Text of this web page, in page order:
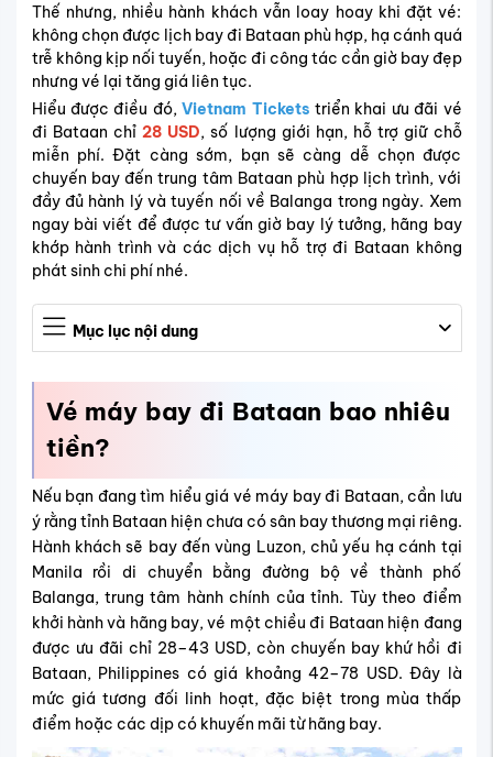
Thế nhưng, nhiều hành khách vẫn loay hoay khi đặt vé:
không chọn được lịch bay đi Bataan phù hợp, hạ cánh quá
trễ không kịp nối tuyến, hoặc đi công tác cần giờ bay đẹp
nhưng vé lại tăng giá liên tục.
Hiểu được điều đó,Vietnam Tickets triển khai ưu đãi vé
đi Bataan chỉ 28 USD, số lượng giới hạn, hỗ trợ giữ chỗ
miễn phí. Đặt càng sớm, bạn sẽ càng dễ chọn được
chuyến bay đến trung tâm Bataan phù hợp lịch trình, với
đầy đủ hành lý và tuyến nối về Balanga trong ngày. Xem
ngay bài viết để được tư vấn giờ bay lý tưởng, hãng bay
khớp hành trình và các dịch vụ hỗ trợ đi Bataan không
phát sinh chi phí nhé.
Mục lục nội dung
Vé máy bay đi Bataan bao nhiêu
tiền?
Nếu bạn đang tìm hiểu giá vé máy bay đi Bataan, cần lưu
ý rằng tỉnh Bataan hiện chưa có sân bay thương mại riêng.
Hành khách sẽ bay đến vùng Luzon, chủ yếu hạ cánh tại
Manila rồi di chuyển bằng đường bộ về thành phố
Balanga, trung tâm hành chính của tỉnh. Tùy theo điểm
khởi hành và hãng bay, vé một chiều đi Bataan hiện đang
được ưu đãi chỉ 28–43 USD, còn chuyến bay khứ hồi đi
Bataan, Philippines có giá khoảng 42–78 USD. Đây là
mức giá tương đối linh hoạt, đặc biệt trong mùa thấp
điểm hoặc các dịp có khuyến mãi từ hãng bay.